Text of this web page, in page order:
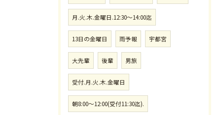
月.火.木.金曜日.12:30〜14:00迄
13日の金曜日 雨予報 宇都宮
大先輩 後輩 男旅
受付.月.火.木.金曜日
朝8:00〜12:00(受付11:30迄).